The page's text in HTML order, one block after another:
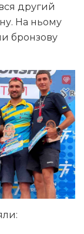
другий
На ньому
бронзову